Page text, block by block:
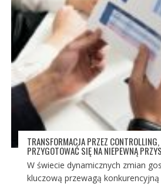
TRANSFORMACJA PRZEZ
PRZYGOTOWAĆ SIĘ NA NIEPEWNĄ
W świecie dynamicznych zmian
kluczową przewagą konkurencyjną